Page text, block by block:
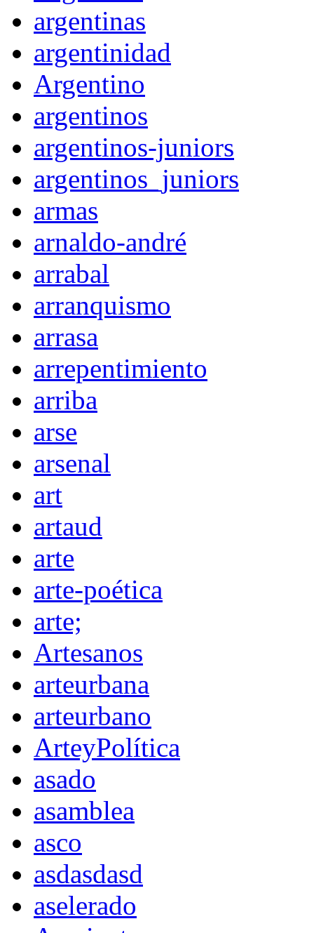
argentinas
argentinidad
Argentino
argentinos
argentinos-juniors
argentinos_juniors
armas
arnaldo-andré
arrabal
arranquismo
arrasa
arrepentimiento
arriba
arse
arsenal
art
artaud
arte
arte-poética
arte;
Artesanos
arteurbana
arteurbano
ArteyPolítica
asado
asamblea
asco
asdasdasd
aselerado